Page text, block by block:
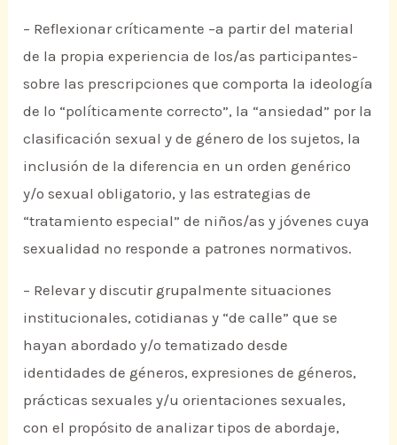
– Reflexionar críticamente –a partir del material
de la propia experiencia de los/as participantes-
sobre las prescripciones que comporta la ideología
de lo “políticamente correcto”, la “ansiedad” por la
clasificación sexual y de género de los sujetos, la
inclusión de la diferencia en un orden genérico
y/o sexual obligatorio, y las estrategias de
“tratamiento especial” de niños/as y jóvenes cuya
sexualidad no responde a patrones normativos.
– Relevar y discutir grupalmente situaciones
institucionales, cotidianas y “de calle” que se
hayan abordado y/o tematizado desde
identidades de géneros, expresiones de géneros,
prácticas sexuales y/u orientaciones sexuales,
con el propósito de analizar tipos de abordaje,